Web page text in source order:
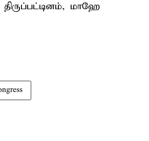
திருப்பட்டினம், மாஹே